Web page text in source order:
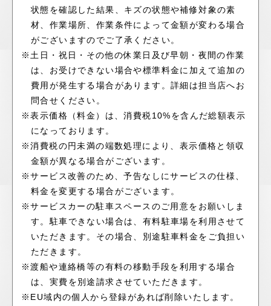
状態を確認した結果、キズの状態や補修対象の素
材、作業場所、作業条件によって金額が変わる場合
がございますのでご了承ください。
※土日・祝日・その他の休業日及び早朝・夜間の作業
は、お受けできない場合や標準料金に加えて追加の
費用が発生する場合があります。詳細は担当店へお
問合せください。
※表示価格（料金）は、消費税10%を含んだ総額表示
になっております。
※消費税の円未満の端数処理により、表示価格と領収
金額が異なる場合がございます。
※サービス改善のため、予告なしにサービスの仕様、
料金を変更する場合がございます。
※サービスカーの駐車スペースのご用意をお願いしま
す。駐車できない場合は、有料駐車場を利用させて
いただきます。その場合、別途駐車料金をご負担い
ただきます。
※渡船や連絡橋等の有料の移動手段を利用する場合
は、実費を別途請求させていただきます。
※EU域内の個人から登録があれば削除いたします。